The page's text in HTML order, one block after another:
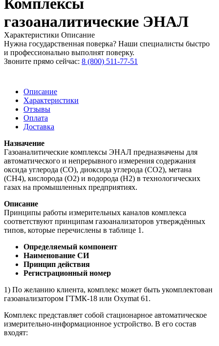
Комплексы
газоаналитические ЭНАЛ
Характеристики Описание
Нужна государственная поверка? Наши специалисты быстро
и профессионально выполнят поверку.
Звоните прямо сейчас: 8 (800) 511-77-51
Описание
Характеристики
Отзывы
Оплата
Доставка
Назначение
Газоаналитические комплексы ЭНАЛ предназначены для
автоматического и непрерывного измерения содержания
оксида углерода (СО), диоксида углерода (СО2), метана
(СН4), кислорода (О2) и водорода (Н2) в технологических
газах на промышленных предприятиях.
Описание
Принципы работы измерительных каналов комплекса
соответствуют принципам газоанализаторов утверждённых
типов, которые перечислены в таблице 1.
Определяемый компонент
Наименование СИ
Принцип действия
Регистрационный номер
1) По желанию клиента, комплекс может быть укомплектован
газоанализатором ГТМК-18 или Oxymat 61.
Комплекс представляет собой стационарное автоматическое
измерительно-информационное устройство. В его состав
входят: